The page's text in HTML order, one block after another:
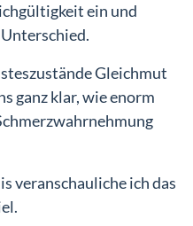
ein und
Gleichmut
ganz klar, wie enorm
veranschauliche ich das